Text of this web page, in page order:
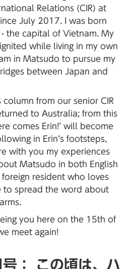
Relations (CIR) at
July 2017. I was born
the capital of Vietnam. My
while living in my own
in Matsudo to pursue my
between Japan and
column from our senior CIR
to Australia; from this
comes Erin!’ will become
in Erin’s footsteps,
with you my experiences
Matsudo in both English
foreign resident who loves
to spread the word about
you here on the 15th of
meet again!
： この頃は、ハ